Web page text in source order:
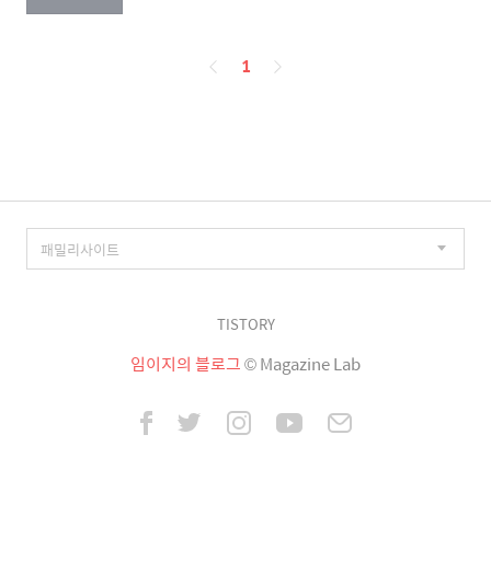
페
1
TISTORY
임이지의 블로그© Magazine Lab